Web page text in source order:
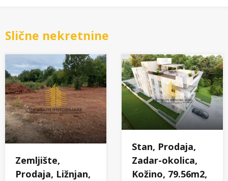
Slične nekretnine
Zemljište,
Prodaja, Ližnjan,
Stan, Prodaja,
Zadar-okolica,
Kožino, 79.56m2,